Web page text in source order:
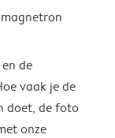
de
vaak je de
doet, de foto
onze